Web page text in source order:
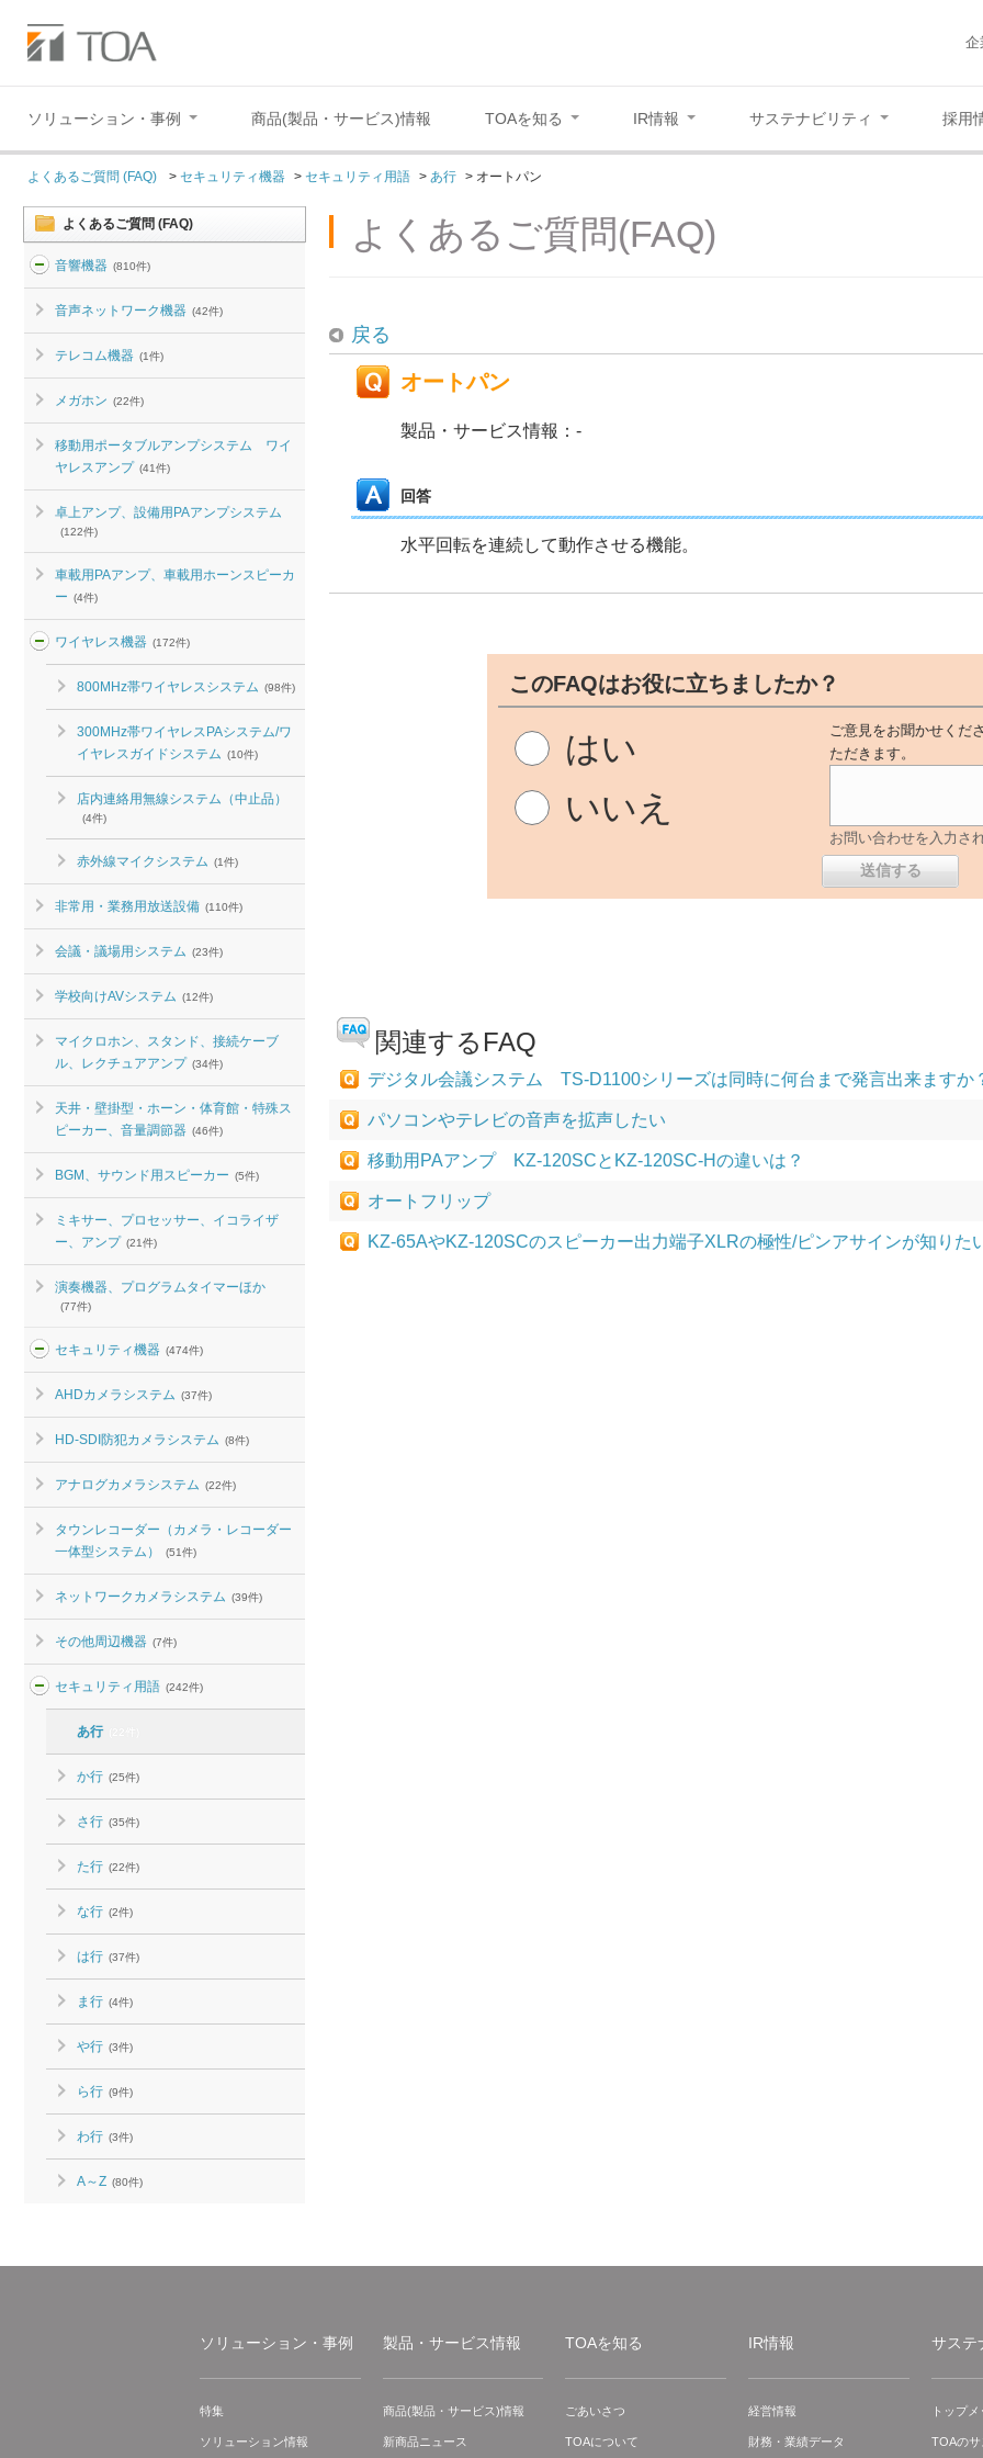
企
ソリューション・事例 商品(製品・サービス)情報 TOAを知る IR情報 サステナビリティ 採用
よくあるご質問 (FAQ) > セキュリティ機器 > セキュリティ用語 > あ行 > オートパン
よくあるご質問 (FAQ)
音響機器 (810件)
音声ネットワーク機器 (42件)
テレコム機器 (1件)
メガホン (22件)
移動用ポータブルアンプシステム ワイ
ヤレスアンプ (41件)
卓上アンプ、設備用PAアンプシステム
(122件)
車載用PAアンプ、車載用ホーンスピーカ
ー (4件)
ワイヤレス機器 (172件)
800MHz帯ワイヤレスシステム (98件)
300MHz帯ワイヤレスPAシステム/ワ
イヤレスガイドシステム (10件)
店内連絡用無線システム（中止品）
(4件)
赤外線マイクシステム (1件)
非常用・業務用放送設備 (110件)
会議・議場用システム (23件)
学校向けAVシステム (12件)
マイクロホン、スタンド、接続ケーブ
ル、レクチュアアンプ (34件)
天井・壁掛型・ホーン・体育館・特殊ス
ピーカー、音量調節器 (46件)
BGM、サウンド用スピーカー (5件)
ミキサー、プロセッサー、イコライザ
ー、アンプ (21件)
演奏機器、プログラムタイマーほか
(77件)
セキュリティ機器 (474件)
AHDカメラシステム (37件)
HD-SDI防犯カメラシステム (8件)
アナログカメラシステム (22件)
タウンレコーダー（カメラ・レコーダー
一体型システム）
(51件)
ネットワークカメラシステム (39件)
その他周辺機器 (7件)
セキュリティ用語 (242件)
あ行
か行 (25件)
さ行 (35件)
た行 (22件)
な行 (2件)
は行 (37件)
ま行 (4件)
や行 (3件)
ら行 (9件)
わ行 (3件)
A～Z (80件)
よくあるご質問(FAQ)
戻る
オートパン
製品・サービス情報：-
回答
水平回転を連続して動作させる機能。
このFAQはお役に立ちましたか？
はい
いいえ
ご意見をお聞かせくだ
ただきます。
お問い合わせを入力さ
関連するFAQ
デジタル会議システム TS-D1100シリーズは同時に何台まで発言出来ますか
パソコンやテレビの音声を拡声したい
移動用PAアンプ KZ-120SCとKZ-120SC-Hの違いは？
オートフリップ
KZ-65AやKZ-120SCのスピーカー出力端子XLRの極性/ピンアサインが知りた
ソリューション・事例
特集
ソリューション情報
製品・サービス情報
商品(製品・サービス)情報
新商品ニュース
TOAを知る
ごあいさつ
TOAについて
IR情報
経営情報
財務・業績データ
サステ
トップ
TOAの